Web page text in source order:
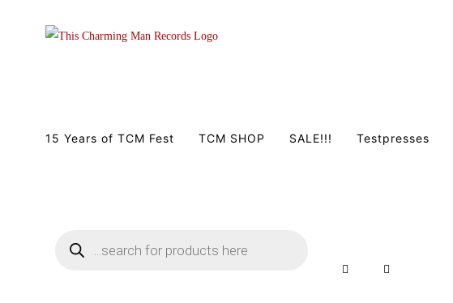
15 Years of TCM Fest TCM SHOP SALE!!! Testpresses
search